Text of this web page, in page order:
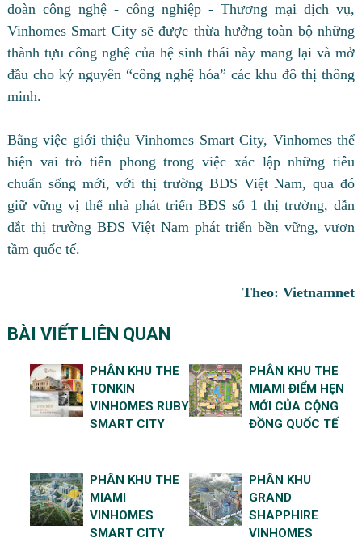
đoàn công nghệ - công nghiệp - Thương mại dịch vụ,
Vinhomes Smart City sẽ được thừa hưởng toàn bộ những
thành tựu công nghệ của hệ sinh thái này mang lại và mở
đầu cho kỷ nguyên “công nghệ hóa” các khu đô thị thông
minh.
Bằng việc giới thiệu Vinhomes Smart City, Vinhomes thể
hiện vai trò tiên phong trong việc xác lập những tiêu
chuẩn sống mới, với thị trường BĐS Việt Nam, qua đó
giữ vững vị thế nhà phát triển BĐS số 1 thị trường, dẫn
dắt thị trường BĐS Việt Nam phát triển bền vững, vươn
tầm quốc tế.
Theo: Vietnamnet
BÀI VIẾT LIÊN QUAN
PHÂN KHU THE
TONKIN
VINHOMES RUBY
SMART CITY
PHÂN KHU THE
MIAMI ĐIỂM HẸN
MỚI CỦA CỘNG
ĐỒNG QUỐC TẾ
PHÂN KHU THE
MIAMI
VINHOMES
SMART CITY
PHÂN KHU
GRAND
SHAPPHIRE
VINHOMES